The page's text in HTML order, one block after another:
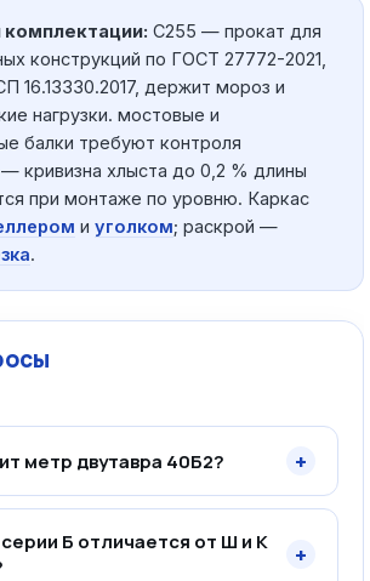
комплектации: С255 — прокат для
конструкций по ГОСТ 27772-2021,
16.13330.2017, держит мороз и
нагрузки. мостовые и
балки требуют контроля
кривизна хлыста до 0,2 % длины
при монтаже по уровню. Каркас
и уголком; раскрой —
.
метр двутавра 40Б2? +
Б отличается от Ш и К
+